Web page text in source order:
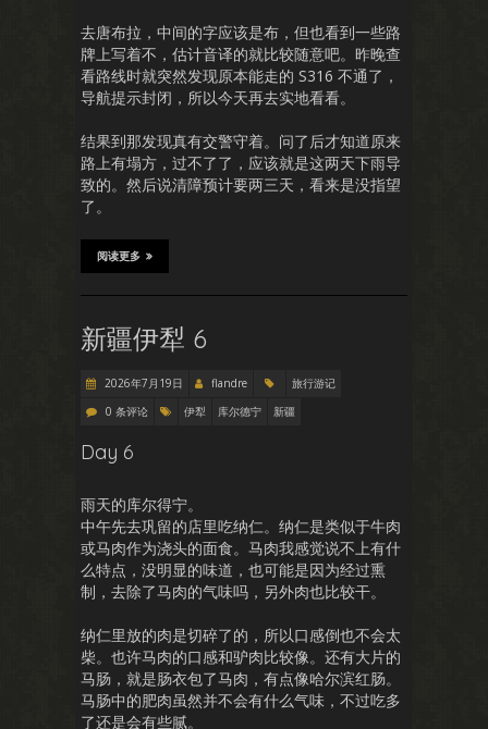
去唐布拉，中间的字应该是布，但也看到一些路
牌上写着不，估计音译的就比较随意吧。昨晚查
看路线时就突然发现原本能走的 S316 不通了，
导航提示封闭，所以今天再去实地看看。
结果到那发现真有交警守着。问了后才知道原来
路上有塌方，过不了了，应该就是这两天下雨导
致的。然后说清障预计要两三天，看来是没指望
了。
阅读更多
新疆伊犁 6
2026年7月19日 flandre
旅行游记
0 条评论
伊犁 库尔德宁 新疆
Day 6
雨天的库尔得宁。
中午先去巩留的店里吃纳仁。纳仁是类似于牛肉
或马肉作为浇头的面食。马肉我感觉说不上有什
么特点，没明显的味道，也可能是因为经过熏
制，去除了马肉的气味吗，另外肉也比较干。
纳仁里放的肉是切碎了的，所以口感倒也不会太
柴。也许马肉的口感和驴肉比较像。还有大片的
马肠，就是肠衣包了马肉，有点像哈尔滨红肠。
马肠中的肥肉虽然并不会有什么气味，不过吃多
了还是会有些腻。